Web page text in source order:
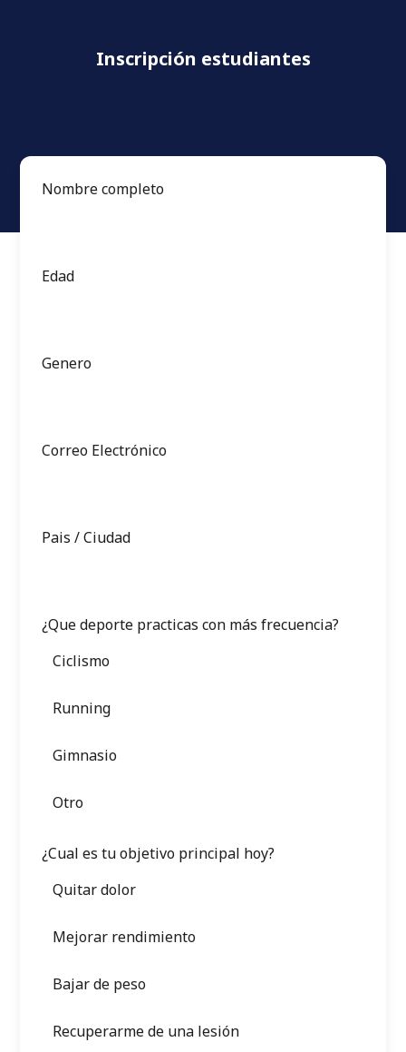
Inscripción estudiantes
Nombre completo
Edad
Genero
Correo Electrónico
Pais / Ciudad
¿Que deporte practicas con más frecuencia?
Ciclismo
Running
Gimnasio
Otro
¿Cual es tu objetivo principal hoy?
Quitar dolor
Mejorar rendimiento
Bajar de peso
Recuperarme de una lesión